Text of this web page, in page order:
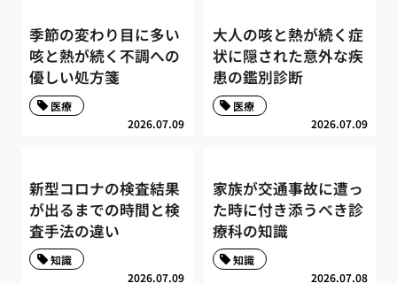
季節の変わり目に多い
咳と熱が続く不調への
優しい処方箋
2026.07.09
医療
大人の咳と熱が続く症
状に隠された意外な疾
患の鑑別診断
2026.07.09
医療
新型コロナの検査結果
が出るまでの時間と検
査手法の違い
2026.07.09
知識
家族が交通事故に遭っ
た時に付き添うべき診
療科の知識
2026.07.08
知識